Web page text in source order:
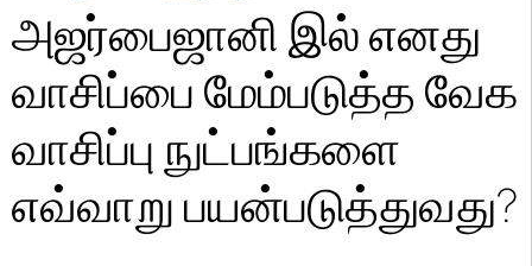
அஜர்பைஜானி இல் எனது
வாசிப்பை மேம்படுத்த வேக
வாசிப்பு நுட்பங்களை
எவ்வாறு பயன்படுத்துவது?